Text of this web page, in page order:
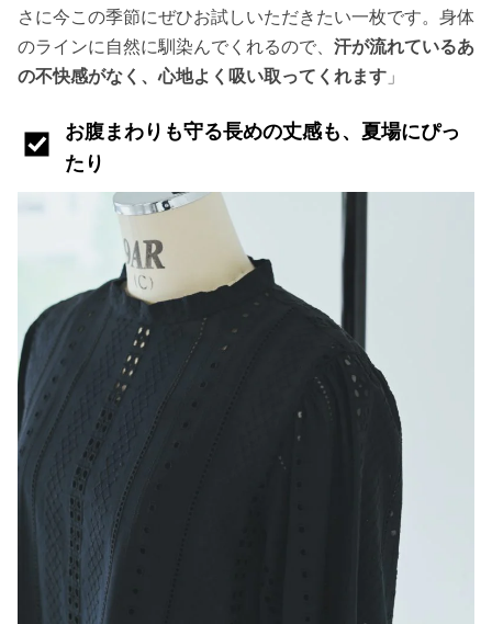
さに今この季節にぜひお試しいただきたい一枚です。身体
のラインに自然に馴染んでくれるので、 汗が流れているあ
の不快感がなく、心地よく吸い取ってくれます 」
お腹まわりも守る長めの丈感も、夏場にぴっ
たり